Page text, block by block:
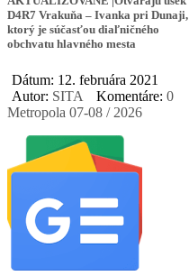
D4R7 Vrakuňa – Ivanka pri Dunaji,
ktorý je súčasťou diaľničného
obchvatu hlavného mesta
Dátum: 12. februára 2021
Autor: SITA Komentáre: 0
Metropola 07-08 / 2026